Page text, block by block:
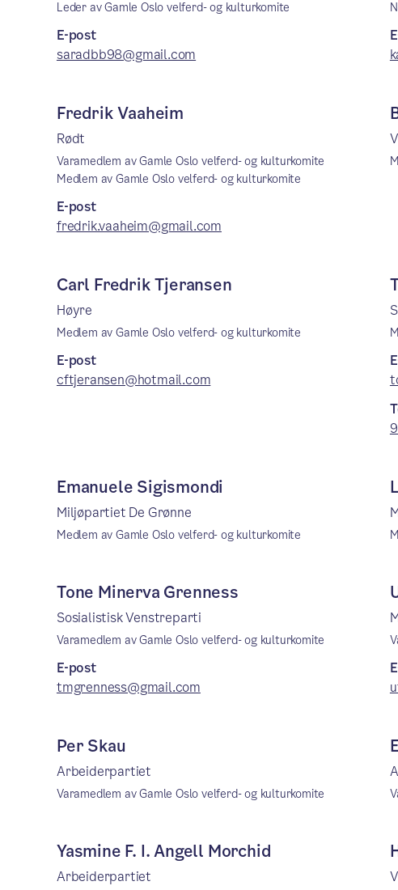
Leder av Gamle Oslo velferd- og kulturkomite
E-post
saradbb98@gmail.com
Fredrik Vaaheim
Rødt
Varamedlem av Gamle Oslo velferd- og kulturkomite
Medlem av Gamle Oslo velferd- og kulturkomite
E-post
fredrik.vaaheim@gmail.com
Carl Fredrik Tjeransen
Høyre
Medlem av Gamle Oslo velferd- og kulturkomite
E-post
cftjeransen@hotmail.com
Emanuele Sigismondi
Miljøpartiet De Grønne
Medlem av Gamle Oslo velferd- og kulturkomite
Tone Minerva Grenness
Sosialistisk Venstreparti
Varamedlem av Gamle Oslo velferd- og kulturkomite
E-post
tmgrenness@gmail.com
Per Skau
Arbeiderpartiet
Varamedlem av Gamle Oslo velferd- og kulturkomite
Yasmine F. I. Angell Morchid
Arbeiderpartiet